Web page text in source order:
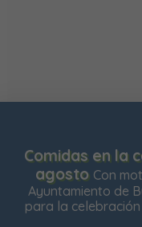
Comidas en la
agosto Con
Ayuntamiento de
para la
Usamos cookies
navegación en
personalizados y
Aceptar todas